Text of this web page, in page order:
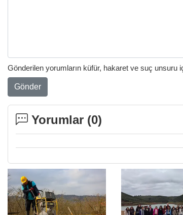
Gönderilen yorumların küfür, hakaret ve suç unsuru
Gönder
Yorumlar (0)